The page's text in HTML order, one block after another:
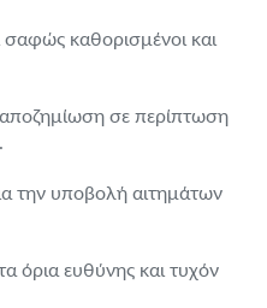
σαφώς καθορισμένοι και
σε περίπτωση
την υποβολή αιτημάτων
όρια ευθύνης και τυχόν